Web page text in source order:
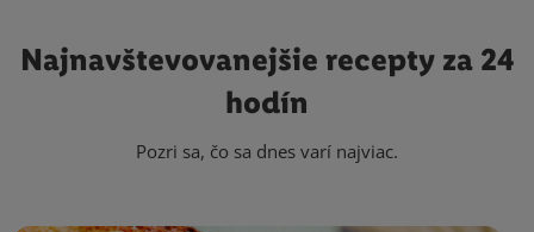
Najnavštevovanejšie recepty za 24
hodín
Pozri sa, čo sa dnes varí najviac.